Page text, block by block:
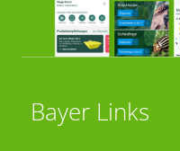
Bayer Links